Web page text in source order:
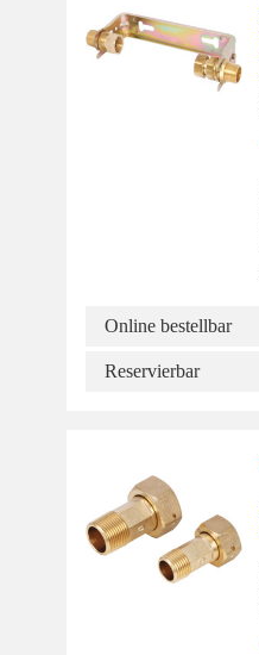
Online bestellbar
Reservierbar